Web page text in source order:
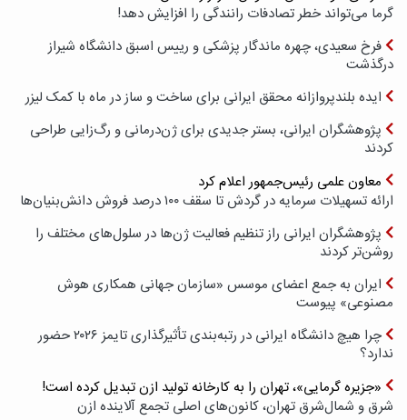
گرما می‌تواند خطر تصادفات رانندگی را افزایش دهد!
فرخ سعیدی، چهره ماندگار پزشکی و رییس اسبق دانشگاه شیراز
درگذشت
ایده بلندپروازانه محقق ایرانی برای ساخت و ساز در ماه با کمک لیزر
پژوهشگران ایرانی، بستر جدیدی برای ژن‌درمانی و رگ‌زایی طراحی
کردند
معاون علمی رئیس‌جمهور اعلام کرد
ارائه تسهیلات سرمایه در گردش تا سقف ۱۰۰ درصد فروش دانش‌بنیان‌ها
پژوهشگران ایرانی راز تنظیم فعالیت ژن‌ها در سلول‌های مختلف را
روشن‌تر کردند
ایران به جمع اعضای موسس «سازمان جهانی همکاری هوش
مصنوعی» پیوست
چرا هیچ دانشگاه ایرانی در رتبه‌بندی تأثیرگذاری تایمز ۲۰۲۶ حضور
ندارد؟
«جزیره گرمایی»، تهران را به کارخانه تولید ازن تبدیل کرده است!
شرق و شمال‌شرق تهران، کانون‌های اصلی تجمع آلاینده ازن